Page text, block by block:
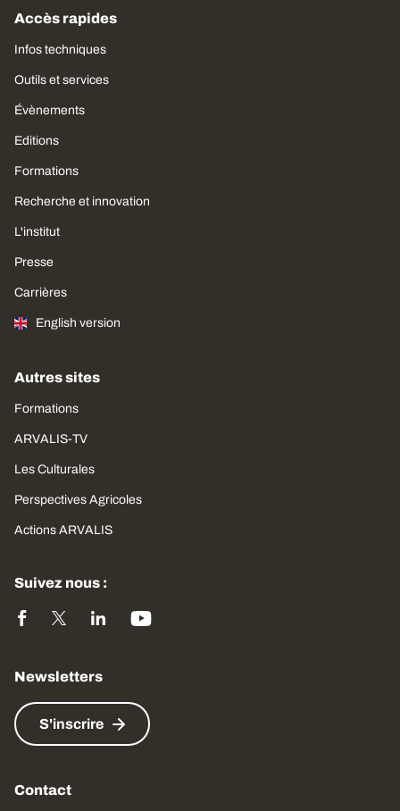
Accès rapides
Infos techniques
Outils et services
Évènements
Editions
Formations
Recherche et innovation
L'institut
Presse
Carrières
English version
Autres sites
Formations
ARVALIS-TV
Les Culturales
Perspectives Agricoles
Actions ARVALIS
Suivez nous :
Newsletters
S'inscrire
Contact